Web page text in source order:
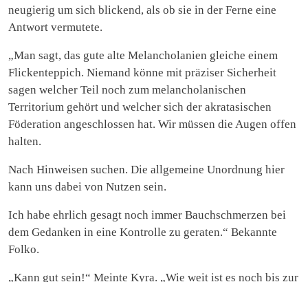
neugierig um sich blickend, als ob sie in der Ferne eine
Antwort vermutete.
„Man sagt, das gute alte Melancholanien gleiche einem
Flickenteppich. Niemand könne mit präziser Sicherheit
sagen welcher Teil noch zum melancholanischen
Territorium gehört und welcher sich der akratasischen
Föderation angeschlossen hat. Wir müssen die Augen offen
halten.
Nach Hinweisen suchen. Die allgemeine Unordnung hier
kann uns dabei von Nutzen sein.
Ich habe ehrlich gesagt noch immer Bauchschmerzen bei
dem Gedanken in eine Kontrolle zu geraten.“ Bekannte
Folko.
„Kann gut sein!“ Meinte Kyra. „Wie weit ist es noch bis zur